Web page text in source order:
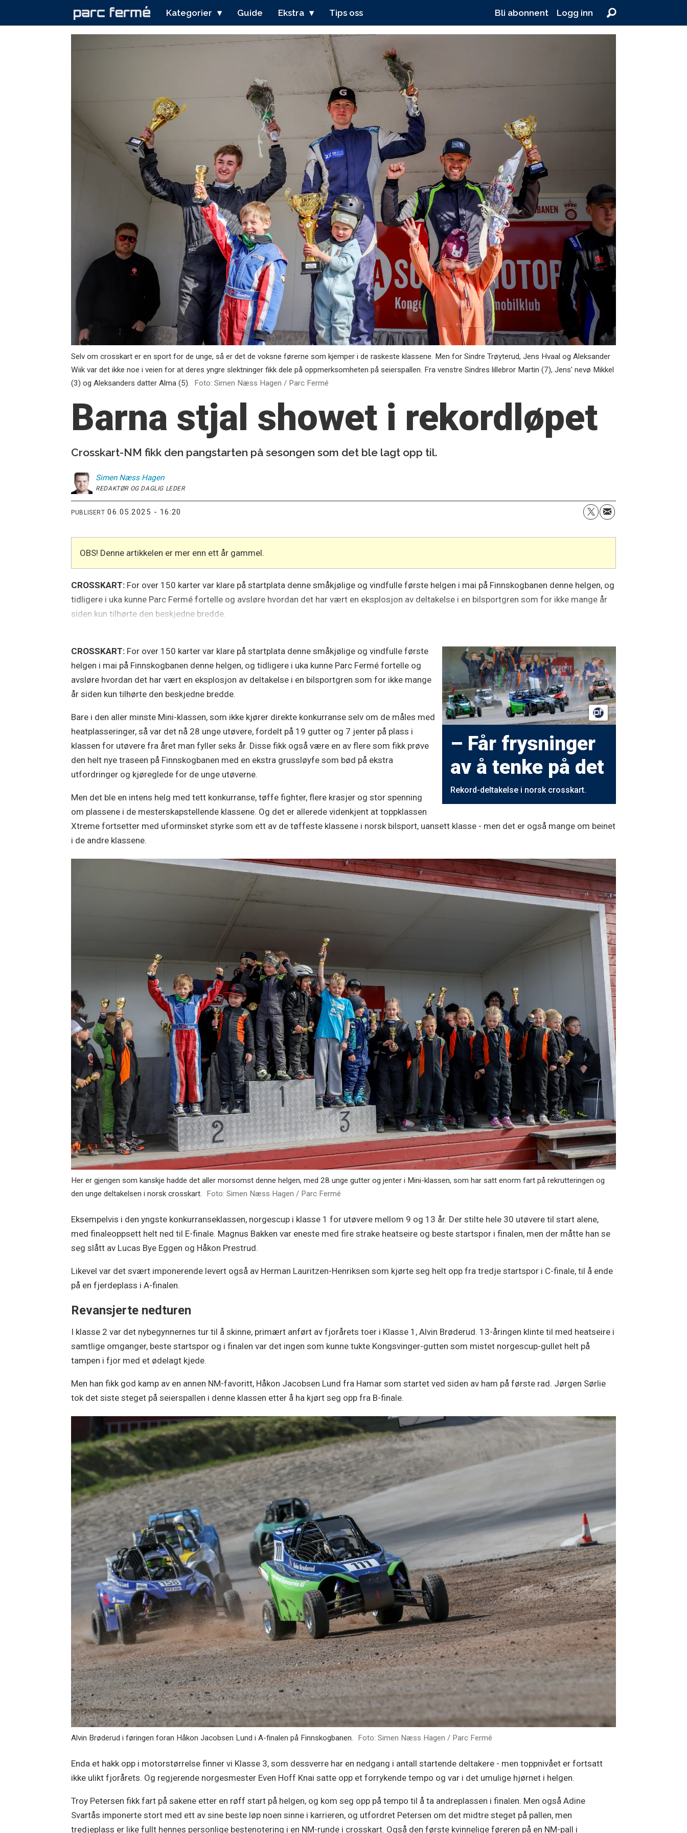
Kategorier Guide Ekstra Tips oss Bli abonnent Logg inn
Selv om crosskart er en sport for de unge, så er det de voksne førerne som kjemper i de raskeste klassene. Men for Sindre Trøyterud, Jens Hvaal og Aleksander
Wiik var det ikke noe i veien for at deres yngre slektninger fikk dele på oppmerksomheten på seierspallen. Fra venstre Sindres lillebror Martin (7), Jens' nevø Mikkel
(3) og Aleksanders datter Alma (5).
Foto: Simen Næss Hagen / Parc Fermé
Barna stjal showet i rekordløpet
Crosskart-NM fikk den pangstarten på sesongen som det ble lagt opp til.
Simen Næss Hagen
REDAKTØR OG DAGLIG LEDER
PUBLISERT 06.05.2025 - 16:20
OBS! Denne artikkelen er mer enn ett år gammel.
CROSSKART: For over 150 karter var klare på startplata denne småkjølige og vindfulle første helgen i mai på Finnskogbanen denne helgen, og
tidligere i uka kunne Parc Fermé fortelle og avsløre hvordan det har vært en eksplosjon av deltakelse i en bilsportgren som for ikke mange år
siden kun tilhørte den beskjedne bredde.
– Får frysninger
av å tenke på det
Rekord-deltakelse i norsk crosskart.
CROSSKART: For over 150 karter var klare på startplata denne småkjølige og vindfulle første
helgen i mai på Finnskogbanen denne helgen, og tidligere i uka kunne Parc Fermé fortelle og
avsløre hvordan det har vært en eksplosjon av deltakelse i en bilsportgren som for ikke mange
år siden kun tilhørte den beskjedne bredde.
Bare i den aller minste Mini-klassen, som ikke kjører direkte konkurranse selv om de måles med
heatplasseringer, så var det nå 28 unge utøvere, fordelt på 19 gutter og 7 jenter på plass i
klassen for utøvere fra året man fyller seks år. Disse fikk også være en av flere som fikk prøve
den helt nye traseen på Finnskogbanen med en ekstra grussløyfe som bød på ekstra
utfordringer og kjøreglede for de unge utøverne.
Men det ble en intens helg med tett konkurranse, tøffe fighter, flere krasjer og stor spenning
om plassene i de mesterskapstellende klassene. Og det er allerede videnkjent at toppklassen
Xtreme fortsetter med uforminsket styrke som ett av de tøffeste klassene i norsk bilsport, uansett klasse - men det er også mange om beinet
i de andre klassene.
Her er gjengen som kanskje hadde det aller morsomst denne helgen, med 28 unge gutter og jenter i Mini-klassen, som har satt enorm fart på rekrutteringen og
den unge deltakelsen i norsk crosskart.
Foto: Simen Næss Hagen / Parc Fermé
Eksempelvis i den yngste konkurranseklassen, norgescup i klasse 1 for utøvere mellom 9 og 13 år. Der stilte hele 30 utøvere til start alene,
med finaleoppsett helt ned til E-finale. Magnus Bakken var eneste med fire strake heatseire og beste startspor i finalen, men der måtte han se
seg slått av Lucas Bye Eggen og Håkon Prestrud.
Likevel var det svært imponerende levert også av Herman Lauritzen-Henriksen som kjørte seg helt opp fra tredje startspor i C-finale, til å ende
på en fjerdeplass i A-finalen.
Revansjerte nedturen
I klasse 2 var det nybegynnernes tur til å skinne, primært anført av fjorårets toer i Klasse 1, Alvin Brøderud. 13-åringen klinte til med heatseire i
samtlige omganger, beste startspor og i finalen var det ingen som kunne tukte Kongsvinger-gutten som mistet norgescup-gullet helt på
tampen i fjor med et ødelagt kjede.
Men han fikk god kamp av en annen NM-favoritt, Håkon Jacobsen Lund fra Hamar som startet ved siden av ham på første rad. Jørgen Sørlie
tok det siste steget på seierspallen i denne klassen etter å ha kjørt seg opp fra B-finale.
Alvin Brøderud i føringen foran Håkon Jacobsen Lund i A-finalen på Finnskogbanen. Foto: Simen Næss Hagen / Parc Fermé
Enda et hakk opp i motorstørrelse finner vi Klasse 3, som dessverre har en nedgang i antall startende deltakere - men toppnivået er fortsatt
ikke ulikt fjorårets. Og regjerende norgesmester Even Hoff Knai satte opp et forrykende tempo og var i det umulige hjørnet i helgen.
Troy Petersen fikk fart på sakene etter en røff start på helgen, og kom seg opp på tempo til å ta andreplassen i finalen. Men også Adine
Svartås imponerte stort med ett av sine beste løp noen sinne i karrieren, og utfordret Petersen om det midtre steget på pallen, men
tredjeplass er like fullt hennes personlige bestenotering i en NM-runde i crosskart. Også den første kvinnelige føreren på en NM-pall i